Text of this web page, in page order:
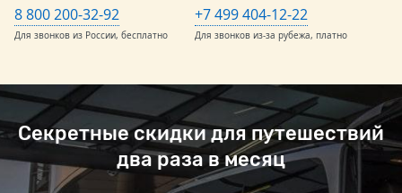
8 800 200-32-92
Для звонков из России, бесплатно
+7 499 404-12-22
Для звонков из-за рубежа, платно
Секретные скидки для путешествий
два раза в месяц